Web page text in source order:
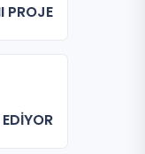
PROJE